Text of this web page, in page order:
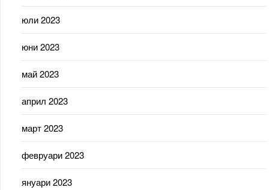
юли 2023
юни 2023
май 2023
април 2023
март 2023
февруари 2023
януари 2023